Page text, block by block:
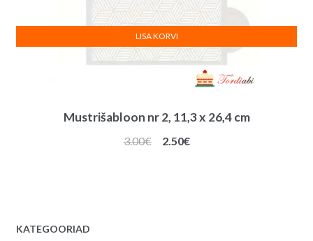
Mustrišabloon nr 2, 11,3 x 26,4 cm
3.00€
Algne
2.50€Praegune
LISA KORVI
KATEGOORIAD